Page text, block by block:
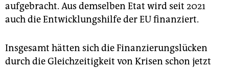
aufgebracht. Aus demselben Etat wird seit 2021
auch die Entwicklungshilfe der EU finanziert.
Insgesamt hätten sich die Finanzierungslücken
durch die Gleichzeitigkeit von Krisen schon jetzt